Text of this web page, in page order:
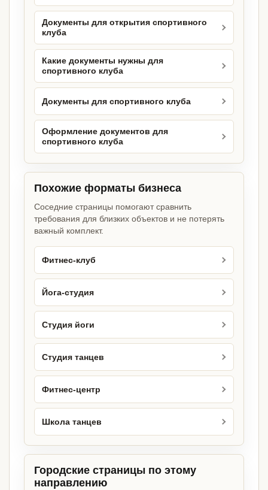
Документы для открытия спортивного
клуба
Какие документы нужны для
спортивного клуба
Документы для спортивного клуба
Оформление документов для
спортивного клуба
Похожие форматы бизнеса
Соседние страницы помогают сравнить
требования для близких объектов и не потерять
важный комплект.
Фитнес-клуб
Йога-студия
Студия йоги
Студия танцев
Фитнес-центр
Школа танцев
Городские страницы по этому
направлению